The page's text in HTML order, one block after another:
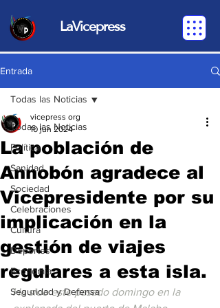
LaVicepress
Entrada
Todas las Noticias
Política
Sanidad
Sociedad
Celebraciones
Cultura
Deportes
Economia
Seguridad y Defensa
Todas las Noticias
La población de
Annobón agradece al
Vicepresidente por su
implicación en la
gestión de viajes
regulares a esta isla.
vicepress org
10 jun 2024
Ha sido este pasado domingo en la